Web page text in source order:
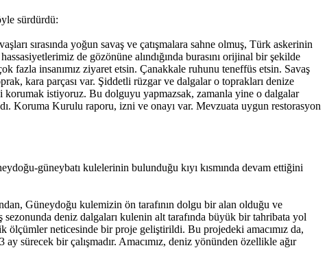
sürdürdü:
sırasında yoğun savaş ve çatışmalara sahne olmuş, Türk askerinin
de gözönüne alındığında burasını orijinal bir şekilde
fazla insanımız ziyaret etsin. Çanakkale ruhunu teneffüs etsin. Savaş
kara parçası var. Şiddetli rüzgar ve dalgalar o toprakları denize
korumak istiyoruz. Bu dolguyu yapmazsak, zamanla yine o dalgalar
Koruma Kurulu raporu, izni ve onayı var. Mevzuata uygun restorasyon
güneybatı kulelerinin bulunduğu kıyı kısmında devam ettiğini
Güneydoğu kulemizin ön tarafının dolgu bir alan olduğu ve
deniz dalgaları kulenin alt tarafında büyük bir tahribata yol
ölçümler neticesinde bir proje geliştirildi. Bu projedeki amacımız da,
sürecek bir çalışmadır. Amacımız, deniz yönünden özellikle ağır